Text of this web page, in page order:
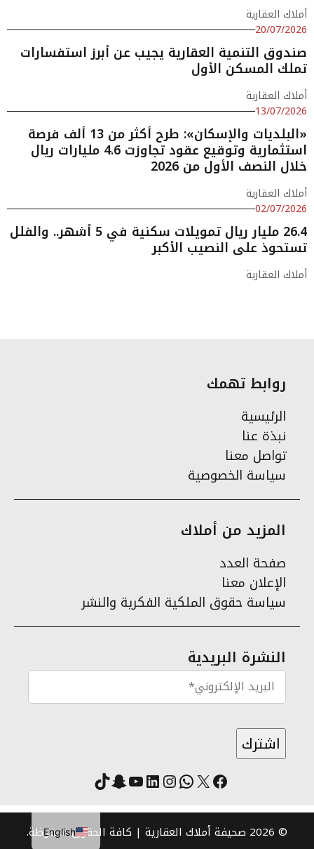
أملاك العقارية
20/07/2026
صندوق التنمية العقارية يجيب عن أبرز استفسارات
تملك المسكن الأول
أملاك العقارية
13/07/2026
«البلديات والإسكان»: طرح أكثر من 13 ألف فرصة
استثمارية وتوقيع عقود تجاوزت 4.6 مليارات ريال
خلال النصف الأول من 2026
أملاك العقارية
02/07/2026
26.4 مليار ريال تمويلات سكنية في 5 أشهر.. والفلل
تستحوذ على النصيب الأكبر
أملاك العقارية
روابط تهمك
الرئيسية
نبذة عنا
تواصل معنا
سياسة الخصوصية
المزيد من أملاك
صفحة العدد
الإعلان معنا
سياسة حقوق الملكية الفكرية والنشر
النشرة البريدية
فيسبوك
X واتساب
انستقرام
لينكد إنيوتيوب
سناب شات
تيك توك
© 2026 صحيفة أملاك العقارية | كافة الحقوق محفوظة. English